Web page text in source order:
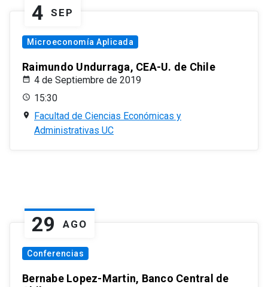
4 SEP
Microeconomía Aplicada
Raimundo Undurraga, CEA-U. de Chile
4 de Septiembre de 2019
15:30
Facultad de Ciencias Económicas y
Administrativas UC
29 AGO
Conferencias
Bernabe Lopez-Martin, Banco Central de